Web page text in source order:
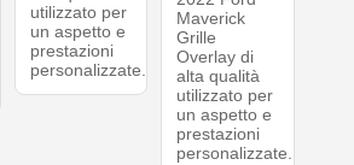
utilizzato per
un aspetto e
prestazioni
personalizzate.
Maverick
Grille
Overlay di
alta qualità
utilizzato per
un aspetto e
prestazioni
personalizzate.